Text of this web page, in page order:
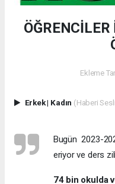
Ekleme
Erkek| Kadın (Haberi
Bugün 2023-
eriyor ve ders
74 bin okulda